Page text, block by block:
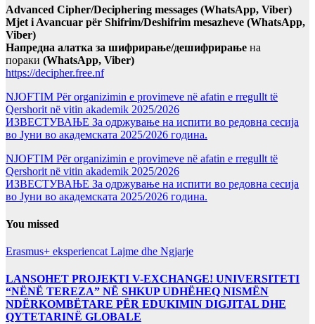
Advanced Cipher/Deciphering messages (WhatsApp, Viber)
Mjet i Avancuar për Shifrim/Deshifrim mesazheve (WhatsApp,
Viber)
Напредна алатка за шифрирање/дешифрирање на
пораки (WhatsApp, Viber)
https://decipher.free.nf
NJOFTIM Për organizimin e provimeve në afatin e rregullt të
Qershorit në vitin akademik 2025/2026
ИЗВЕСТУВАЊЕ За одржување на испити во редовна сесија
во Јуни во академската 2025/2026 година.
NJOFTIM Për organizimin e provimeve në afatin e rregullt të
Qershorit në vitin akademik 2025/2026
ИЗВЕСТУВАЊЕ За одржување на испити во редовна сесија
во Јуни во академската 2025/2026 година.
You missed
Erasmus+ eksperiencat Lajme dhe Ngjarje
LANSOHET PROJEKTI V-EXCHANGE! UNIVERSITETI
“NËNË TEREZA” NË SHKUP UDHËHEQ NISMËN
NDËRKOMBËTARE PËR EDUKIMIN DIGJITAL DHE
QYTETARINË GLOBALE